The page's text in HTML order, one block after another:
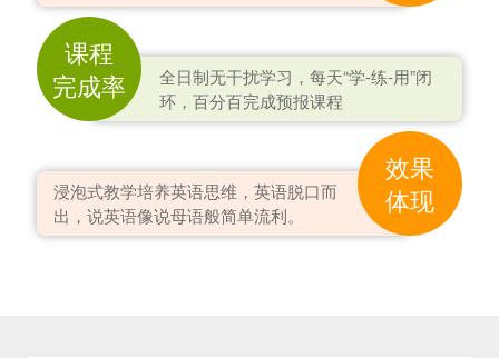
课程
完成率
全日制无干扰学习，每天“学-练-用”闭
环，百分百完成预报课程
效果
体现
浸泡式教学培养英语思维，英语脱口而
出，说英语像说母语般简单流利。